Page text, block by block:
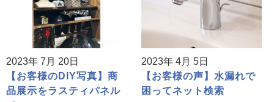
2023年 7月 20日
【お客様のDIY写真】商
品展示をラスティパネル
2023年 4月 5日
【お客様の声】水漏れで
困ってネット検索